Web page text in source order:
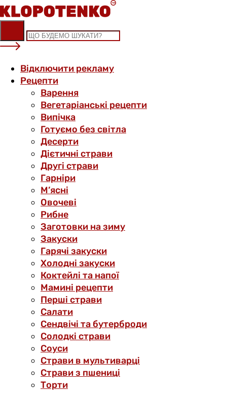
Skip
to
content
Відключити рекламу
Рецепти
Варення
Вегетаріанські рецепти
Випічка
Готуємо без світла
Десерти
Дієтичні страви
Другі страви
Гарніри
М’ясні
Овочеві
Рибне
Заготовки на зиму
Закуски
Гарячі закуски
Холодні закуски
Коктейлі та напої
Мамині рецепти
Перші страви
Салати
Сендвічі та бутерброди
Солодкі страви
Соуси
Страви в мультиварці
Страви з пшениці
Торти